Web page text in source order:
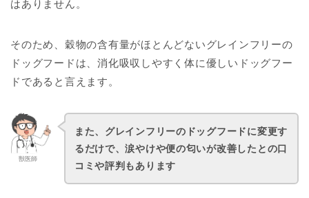
はありません。
そのため、穀物の含有量がほとんどないグレインフリーの
ドッグフードは、消化吸収しやすく体に優しいドッグフー
ドであると言えます。
獣医師
また、グレインフリーのドッグフードに変更す
るだけで、涙やけや便の匂いが改善したとの口
コミや評判もあります